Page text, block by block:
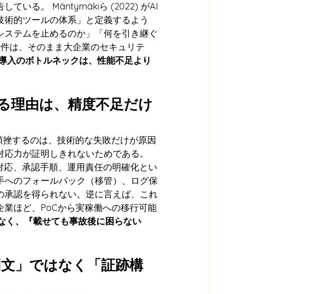
している。 Mäntymäkiら (2022) がAI
的ツールの体系」と定義するよう
テムを止めるのか」「何を引き継ぐ
は、そのまま大企業のセキュリテ
入のボトルネックは、性能不足より
理由は、精度不足だけ
するのは、技術的な失敗だけが原因
力が証明しきれないためである。
、承認手順、運用責任の明確化とい
のフォールバック（移管）、ログ保
認を得られない。逆に言えば、これ
ほど、PoCから実稼働への移行可能
く、『載せても事故後に困らない
」ではなく「証跡構